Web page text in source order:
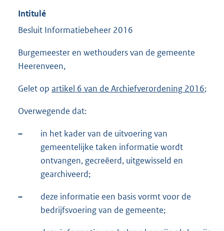
Intitulé
Besluit Informatiebeheer 2016
Burgemeester en wethouders van de gemeente
Heerenveen,
Gelet op artikel 6 van de Archiefverordening 2016;
Overwegende dat:
–
in het kader van de uitvoering van
gemeentelijke taken informatie wordt
ontvangen, gecreëerd, uitgewisseld en
gearchiveerd;
–
deze informatie een basis vormt voor de
bedrijfsvoering van de gemeente;